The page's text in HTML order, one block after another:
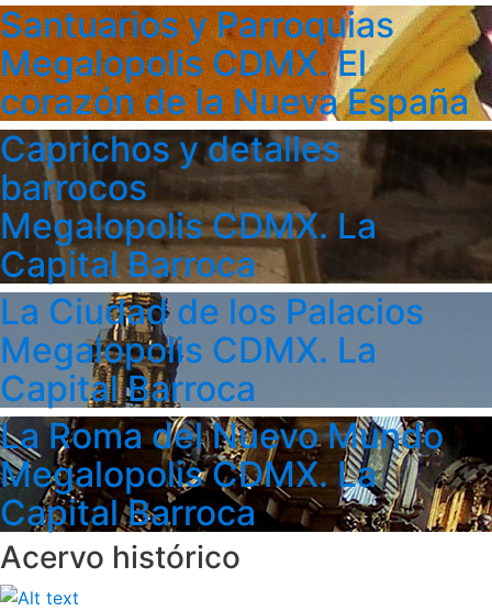
Santuarios y Parroquias
Megalopolis CDMX. El
corazón de la Nueva España
Caprichos y detalles
barrocos
Megalopolis CDMX. La
Capital Barroca
La Ciudad de los Palacios
Megalopolis CDMX. La
Capital Barroca
La Roma del Nuevo Mundo
Megalopolis CDMX. La
Capital Barroca
Acervo histórico